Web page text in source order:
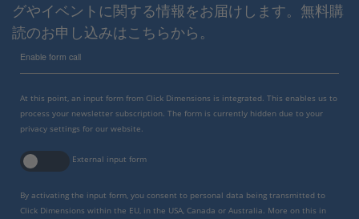
グやイベントに関する情報をお届けします。無料購
読のお申し込みはこちらから。
Enable form call
At this point, an input form from Click Dimensions is integrated. This enables us to
process your newsletter subscription. The form is currently hidden due to your
privacy settings for our website.
External input form
By activating the input form, you consent to personal data being transmitted to
Click Dimensions within the EU, in the USA, Canada or Australia. More on this in